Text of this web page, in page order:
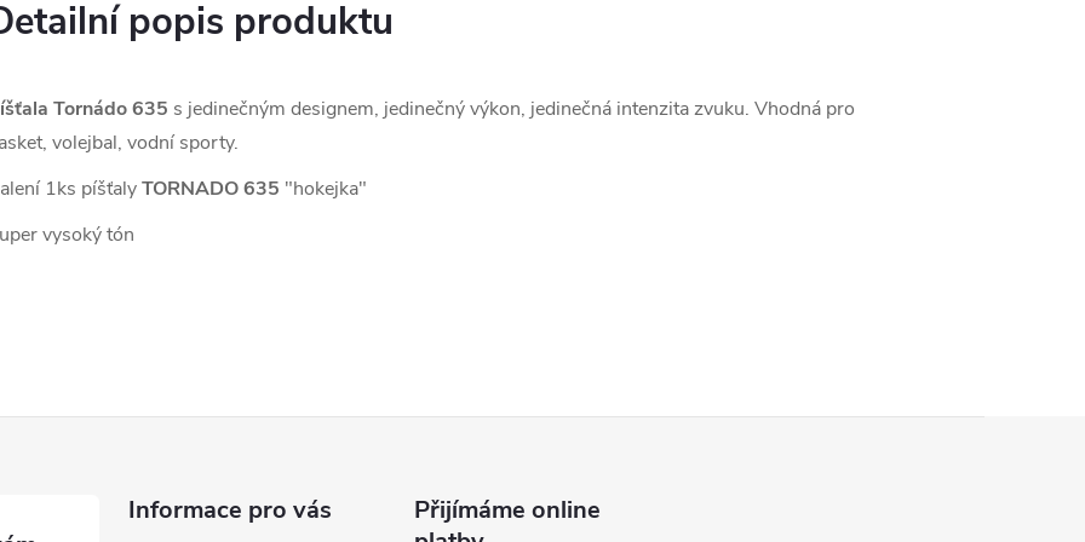
popis produktu
Tornádo 635 s jedinečným designem, jedinečný výkon, jedinečná intenzita zvuku. Vhodná pro
volejbal, vodní sporty.
1ks píšťalyTORNADO 635 "hokejka"
vysoký tón
Informace pro vás
Přijímáme online